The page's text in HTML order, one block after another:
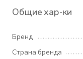
Общие хар-ки
Бренд
Страна бренда